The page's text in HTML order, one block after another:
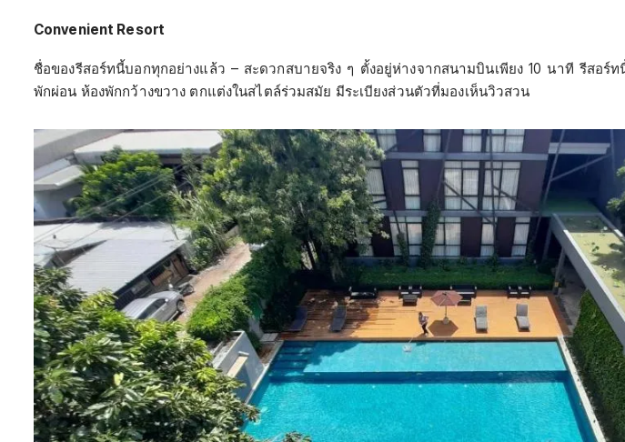
Convenient Resort
ชื่อของรีสอร์ทนี้บอกทุกอย่างแล้ว – สะดวกสบายจริง ๆ ตั้งอยู่ห่างจากสนามบินเพียง 10 นาที รีสอร์
พักผ่อน ห้องพักกว้างขวาง ตกแต่งในสไตล์ร่วมสมัย มีระเบียงส่วนตัวที่มองเห็นวิวสวน